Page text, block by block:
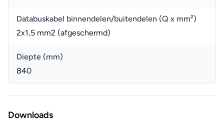
Databuskabel binnendelen/buitendelen (Q x mm²)
2x1,5 mm2 (afgeschermd)
Diepte (mm)
840
Downloads